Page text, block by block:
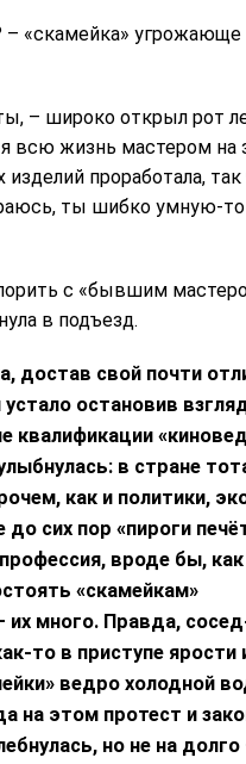
– «скамейка» угрожающе
– широко открыл рот
я всю жизнь мастером на
проработала,
ты шибко умную-то
с «бывшим
в подъезд.
достав свой почти
остановив
квалификации
в стране
как и политики,
сих пор «пироги
вроде бы, как
«скамейкам»
их много. Правда,
то в приступе ярости
ведро холодной
на этом протест и
но не на долго